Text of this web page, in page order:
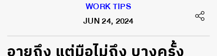
WORK TIPS
JUN 24, 2024